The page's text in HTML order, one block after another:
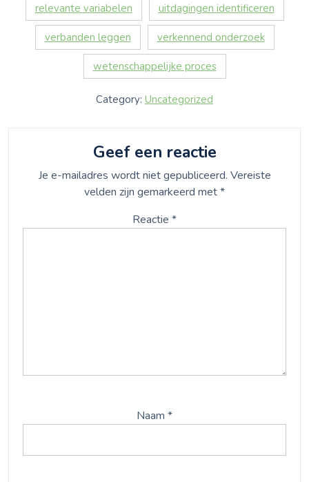
relevante variabelen uitdagingen identificeren
verbanden leggen verkennend onderzoek
wetenschappelijke proces
Category: Uncategorized
Geef een reactie
Je e-mailadres wordt niet gepubliceerd. Vereiste
velden zijn gemarkeerd met*
Reactie *
Naam *